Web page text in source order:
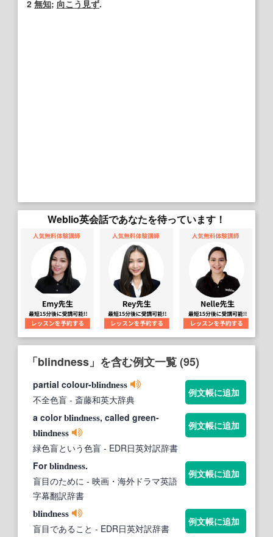
2 無知; 向こう見ず.
Weblio英会話であなたを待っています！
「blindness」を含む例文一覧 (95)
partial colour-blindness
不全色盲 - 斎藤和英大辞典
例文帳に追加
a colorblindness, called green-
blindness
緑色盲という色盲 - EDR日英対訳辞書
例文帳に追加
Forblindness.
盲目のために - 映画・海外ドラマ英語
字幕翻訳辞書
例文帳に追加
blindness
盲目であること - EDR日英対訳辞書
例文帳に追加